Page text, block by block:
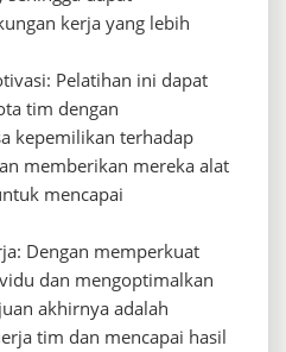
kerja yang lebih
Pelatihan ini dapat
tim dengan
kepemilikan terhadap
memberikan mereka alat
mencapai
Dengan memperkuat
dan mengoptimalkan
akhirnya adalah
tim dan mencapai hasil